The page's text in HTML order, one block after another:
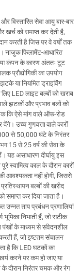
विस्तारित सेवा आयु बार-बार
खर्च को समाप्त कर देती है,
करती है जिस पर वे वर्षों तक
नाजुक फिलामेंट-आधारित
या कंपन के कारण अंततः टूट
प्रौद्योगिकी का उपयोग
या नियमित ड्राइविंग
LED लाइट बल्बों को खराब
झटकों और प्रभाव बलों को
कि ऐसे मांग वाले ऑफ-रोड
देंगे। उच्च गुणवत्ता वाले कारों
से 50,000 घंटे के निरंतर
15 से 25 वर्ष की सेवा के
यह असाधारण दीर्घायु इस
स्वामित्व काल के दौरान कारों
आवश्यकता नहीं होगी, जिससे
बल्बों की खरीद
कर दिया जाता है।
उन्नत ताप प्रबंधन प्रणालियां
निभाती हैं, जो सटीक
पंखों के माध्यम से संवेदनशील
हैं, जो इष्टतम संचालन
है कि LED घटकों का
करने पर कम हो जाए या
के दौरान निरंतर चमक और रंग